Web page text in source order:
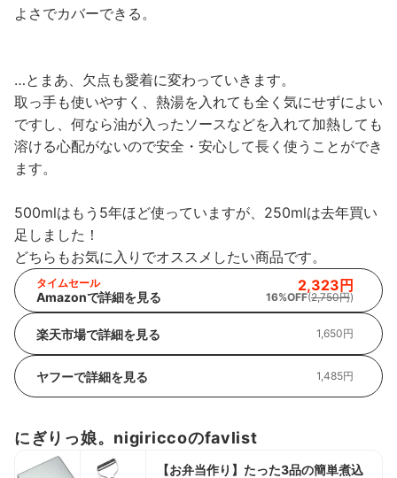
よさでカバーできる。
…とまあ、欠点も愛着に変わっていきます。
取っ手も使いやすく、熱湯を入れても全く気にせずによい
ですし、何なら油が入ったソースなどを入れて加熱しても
溶ける心配がないので安全・安心して長く使うことができ
ます。
500mlはもう5年ほど使っていますが、250mlは去年買い
足しました！
どちらもお気に入りでオススメしたい商品です。
タイムセール
Amazonで詳細を見る
2,323円
16%OFF(2,750円)
楽天市場で詳細を見る 1,650円
ヤフーで詳細を見る 1,485円
にぎりっ娘。nigiriccoのfavlist
【お弁当作り】たった3品の簡単煮込